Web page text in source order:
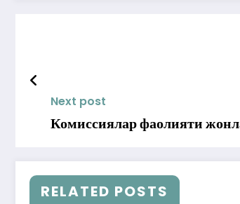
Next post
Комиссиялар фаолияти
RELATED POSTS